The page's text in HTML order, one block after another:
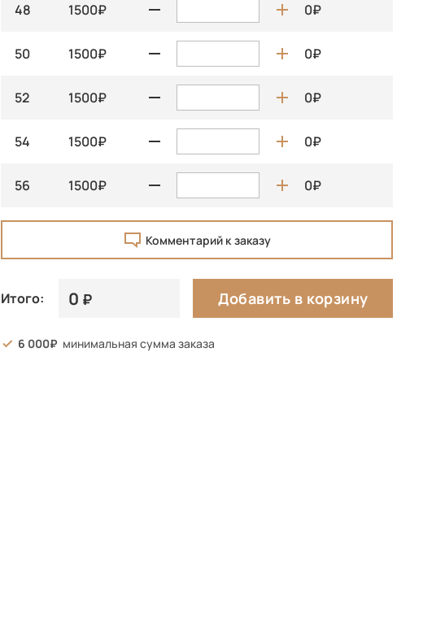
48 1500 0
50 1500 0
52 1500 0
54 1500 0
56 1500 0
Комментарий к заказу
Итого: 0 Добавить в корзину
6 000 минимальная сумма заказа